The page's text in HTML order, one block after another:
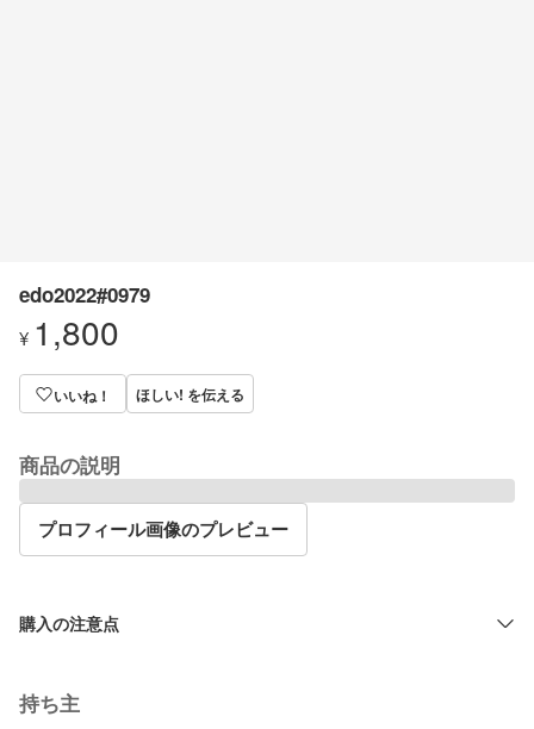
edo2022#0979
¥ 1,800
いいね！ ほしい! を伝える
商品の説明
プロフィール画像のプレビュー
購入の注意点
持ち主